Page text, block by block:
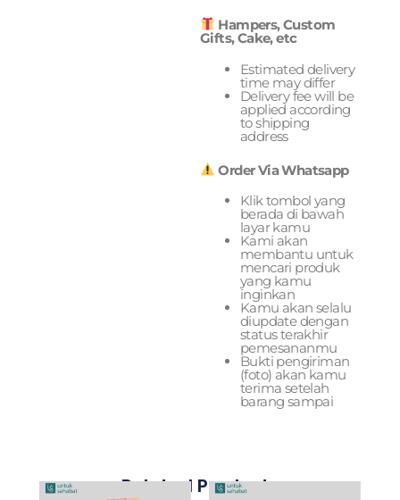
Hampers, Custom
Gifts, Cake, etc
Estimated delivery
time may differ
Delivery fee will be
applied according
to shipping
address
Order Via Whatsapp
Klik tombol yang
berada di bawah
layar kamu
Kami akan
membantu untuk
mencari produk
yang kamu
inginkan
Kamu akan selalu
diupdate dengan
status terakhir
pemesananmu
Bukti pengiriman
(foto) akan kamu
terima setelah
barang sampai
Related Products